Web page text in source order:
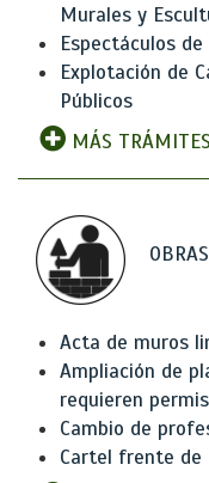
Murales y
Espectáculos de
Explotación de
Públicos
MÁS TRÁMITES
Acta de muros
Ampliación de
requieren
Cambio de
Cartel frente de